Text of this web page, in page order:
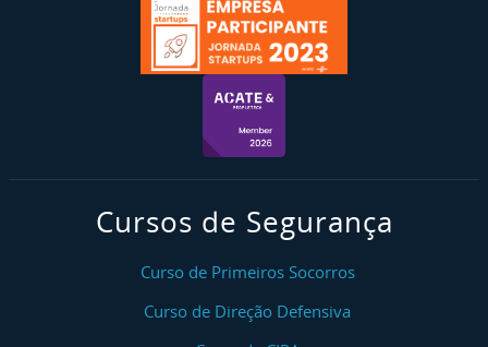
Cursos de Segurança
Curso de Primeiros Socorros
Curso de Direção Defensiva